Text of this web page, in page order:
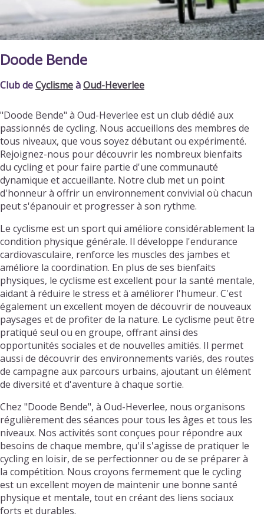
Doode Bende
Club deCyclismeàOud-Heverlee
"Doode Bende" à Oud-Heverlee est un club dédié aux
passionnés de cycling. Nous accueillons des membres de
tous niveaux, que vous soyez débutant ou expérimenté.
Rejoignez-nous pour découvrir les nombreux bienfaits
du cycling et pour faire partie d'une communauté
dynamique et accueillante. Notre club met un point
d'honneur à offrir un environnement convivial où chacun
peut s'épanouir et progresser à son rythme.
Le cyclisme est un sport qui améliore considérablement la
condition physique générale. Il développe l'endurance
cardiovasculaire, renforce les muscles des jambes et
améliore la coordination. En plus de ses bienfaits
physiques, le cyclisme est excellent pour la santé mentale,
aidant à réduire le stress et à améliorer l'humeur. C'est
également un excellent moyen de découvrir de nouveaux
paysages et de profiter de la nature. Le cyclisme peut être
pratiqué seul ou en groupe, offrant ainsi des
opportunités sociales et de nouvelles amitiés. Il permet
aussi de découvrir des environnements variés, des routes
de campagne aux parcours urbains, ajoutant un élément
de diversité et d'aventure à chaque sortie.
Chez "Doode Bende", à Oud-Heverlee, nous organisons
régulièrement des séances pour tous les âges et tous les
niveaux. Nos activités sont conçues pour répondre aux
besoins de chaque membre, qu'il s'agisse de pratiquer le
cycling en loisir, de se perfectionner ou de se préparer à
la compétition. Nous croyons fermement que le cycling
est un excellent moyen de maintenir une bonne santé
physique et mentale, tout en créant des liens sociaux
forts et durables.